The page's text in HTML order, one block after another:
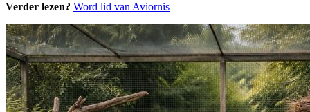
Verder lezen? Word lid van Aviornis